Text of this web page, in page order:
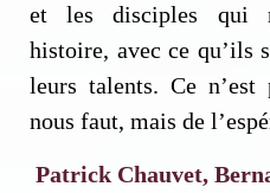
et les disciples qui
histoire, avec ce qu’ils
leurs talents. Ce
nous faut, mais de
Patrick Chauvet,